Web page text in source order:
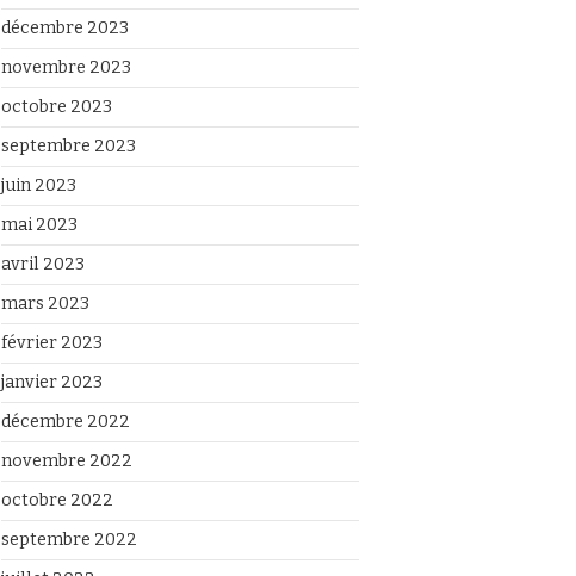
décembre 2023
novembre 2023
octobre 2023
septembre 2023
juin 2023
mai 2023
avril 2023
mars 2023
février 2023
janvier 2023
décembre 2022
novembre 2022
octobre 2022
septembre 2022